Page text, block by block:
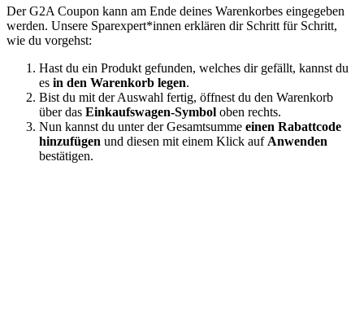
Der G2A Coupon kann am Ende deines Warenkorbes eingegeben
werden. Unsere Sparexpert*innen erklären dir Schritt für Schritt,
wie du vorgehst:
Hast du ein Produkt gefunden, welches dir gefällt, kannst du
es in den Warenkorb legen.
Bist du mit der Auswahl fertig, öffnest du den Warenkorb
über das Einkaufswagen-Symbol oben rechts.
Nun kannst du unter der Gesamtsumme einen Rabattcode
hinzufügen und diesen mit einem Klick auf Anwenden
bestätigen.